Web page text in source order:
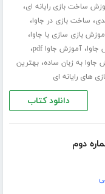
ساخت بازی رایانه ای،
، ساخت بازی در جاوا،
بازی سازی با جاوا،
جاوا،آموزش جاوا pdf ،
جاوا به زبان ساده،بهترین
های رایانه ای
دانلود کتاب